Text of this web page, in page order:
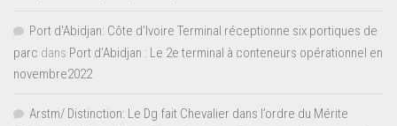
Port d'Abidjan: Côte d’Ivoire Terminal réceptionne six portiques de
parc dans Port d’Abidjan : Le 2e terminal à conteneurs opérationnel en
novembre2022
Arstm/ Distinction: Le Dg fait Chevalier dans l’ordre du Mérite